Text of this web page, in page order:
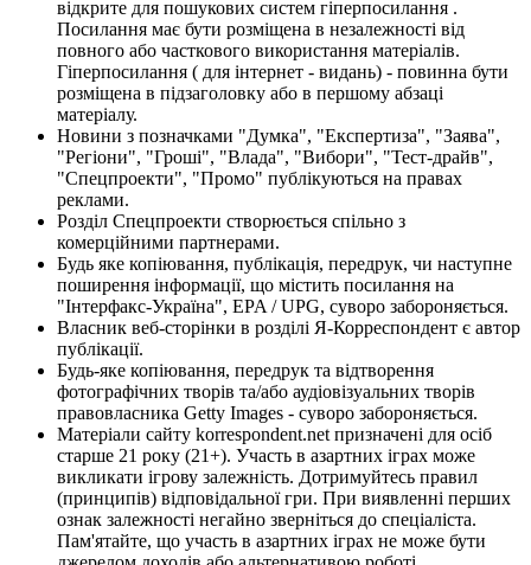
відкрите для пошукових систем гіперпосилання .
Посилання має бути розміщена в незалежності від
повного або часткового використання матеріалів.
Гіперпосилання ( для інтернет - видань) - повинна бути
розміщена в підзаголовку або в першому абзаці
матеріалу.
Новини з позначками "Думка", "Експертиза", "Заява",
"Регіони", "Гроші", "Влада", "Вибори", "Тест-драйв",
"Спецпроекти", "Промо" публікуються на правах
реклами.
Розділ Спецпроекти створюється спільно з
комерційними партнерами.
Будь яке копіювання, публікація, передрук, чи наступне
поширення інформації, що містить посилання на
"Інтерфакс-Україна", EPA / UPG, суворо забороняється.
Власник веб-сторінки в розділі Я-Корреспондент є автор
публікації.
Будь-яке копіювання, передрук та відтворення
фотографічних творів та/або аудіовізуальних творів
правовласника Getty Images - суворо забороняється.
Матеріали сайту korrespondent.net призначені для осіб
старше 21 року (21+). Участь в азартних іграх може
викликати ігрову залежність. Дотримуйтесь правил
(принципів) відповідальної гри. При виявленні перших
ознак залежності негайно зверніться до спеціаліста.
Пам'ятайте, що участь в азартних іграх не може бути